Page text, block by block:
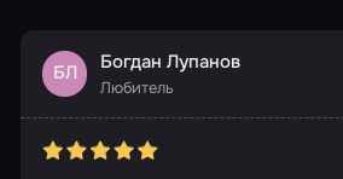
БЛ Богдан Лупанов
Любитель